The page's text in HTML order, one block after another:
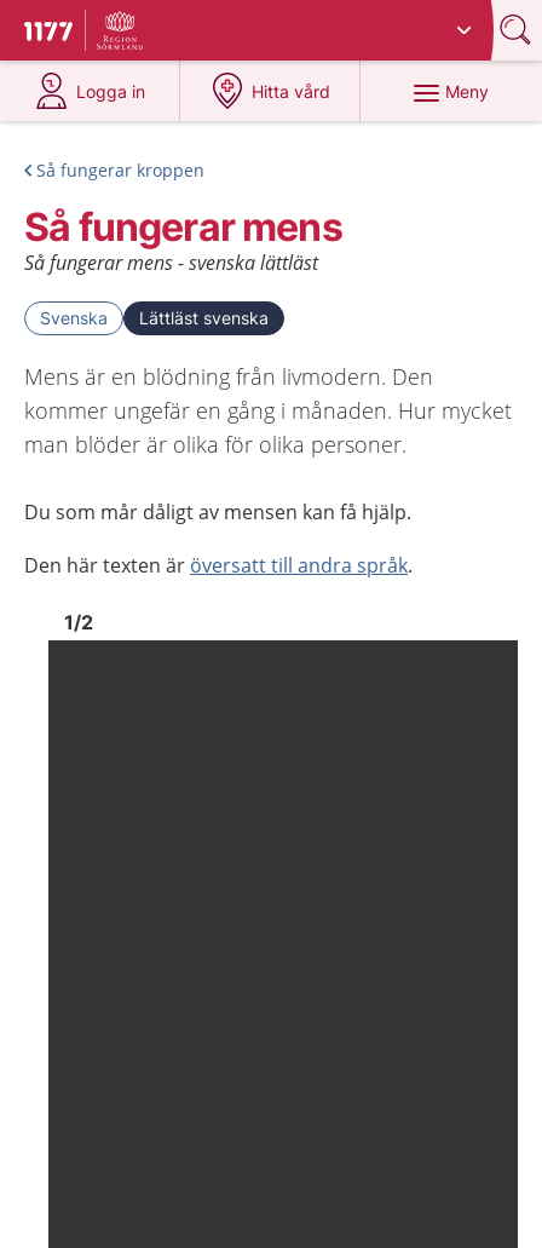
Till startsidan för 1177
Du har valt region
Logga in
på 1177.se
Hitta vård
på 1177.se
Meny
Så fungerar kroppen
Så fungerar mens
Så fungerar mens - svenska lättläst
Svenska Lättläst svenska
Mens är en blödning från livmodern. Den
kommer ungefär en gång i månaden. Hur mycket
man blöder är olika för olika personer.
Du som mår dåligt av mensen kan få hjälp.
Den här texten är översatt till andra språk.
Bild 1
1/2